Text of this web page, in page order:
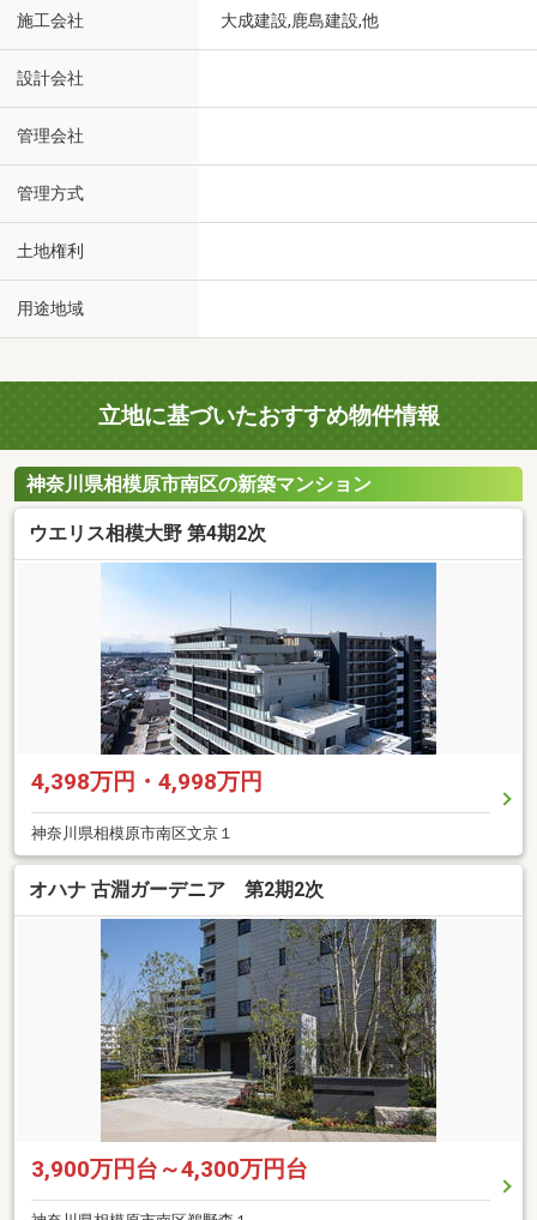
施工会社 大成建設,鹿島建設,他
設計会社
管理会社
管理方式
土地権利
用途地域
立地に基づいたおすすめ物件情報
神奈川県相模原市南区の新築マンション
ウエリス相模大野 第4期2次
4,398万円・4,998万円
神奈川県相模原市南区文京１
オハナ 古淵ガーデニア 第2期2次
3,900万円台～4,300万円台